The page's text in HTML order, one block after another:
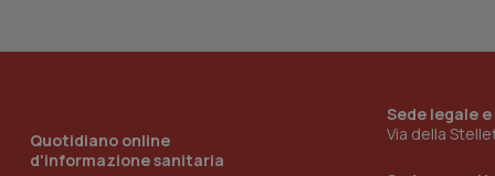
Quotidiano online
d'informazione sanitaria
Sede legale
Via della
__Secure-YNID